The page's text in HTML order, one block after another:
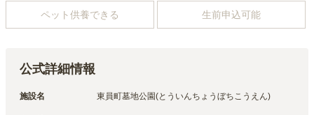
ペット供養できる 生前申込可能
公式詳細情報
施設名 東員町墓地公園(とういんちょうぼちこうえん)